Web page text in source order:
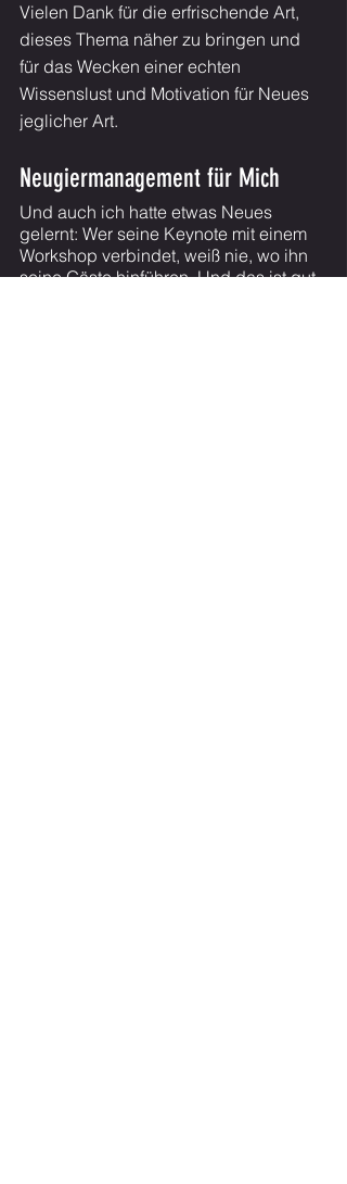
Vielen Dank für die erfrischende Art,
dieses Thema näher zu bringen und
für das Wecken einer echten
Wissenslust und Motivation für Neues
jeglicher Art.
Neugiermanagement für Mich
Und auch ich hatte etwas Neues
gelernt: Wer seine Keynote mit einem
Workshop verbindet, weiß nie, wo ihn
seine Gäste hinführen. Und das ist gut